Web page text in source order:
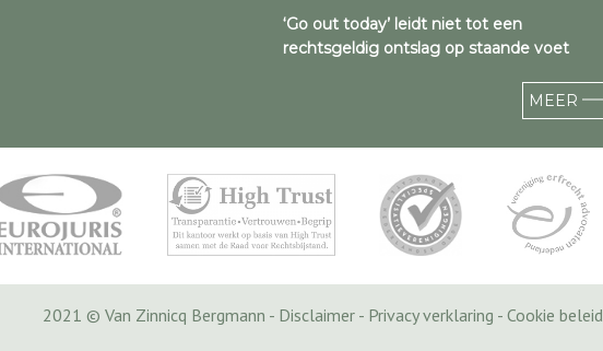
‘Go out today’ leidt niet tot een
rechtsgeldig ontslag op staande voet
MEER
2021 © Van Zinnicq Bergmann - Disclaimer- Privacy verklaring - Cookie beleid